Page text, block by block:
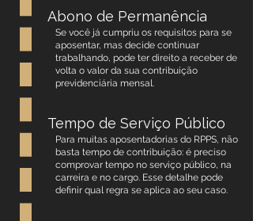
Abono de Permanência
Se você já cumpriu os requisitos para se
aposentar, mas decide continuar
trabalhando, pode ter direito a receber de
volta o valor da sua contribuição
previdenciária mensal.
Tempo de Serviço Público
Para muitas aposentadorias do RPPS, não
basta tempo de contribuição: é preciso
comprovar tempo no serviço público, na
carreira e no cargo. Esse detalhe pode
definir qual regra se aplica ao seu caso.